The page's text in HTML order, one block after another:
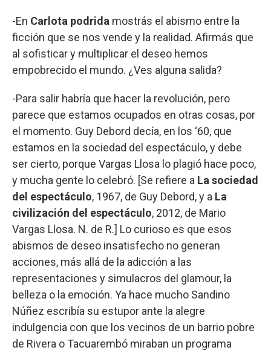
-En Carlota podrida mostrás el abismo entre la
ficción que se nos vende y la realidad. Afirmás que
al sofisticar y multiplicar el deseo hemos
empobrecido el mundo. ¿Ves alguna salida?
-Para salir habría que hacer la revolución, pero
parece que estamos ocupados en otras cosas, por
el momento. Guy Debord decía, en los ‘60, que
estamos en la sociedad del espectáculo, y debe
ser cierto, porque Vargas Llosa lo plagió hace poco,
y mucha gente lo celebró. [Se refiere a La sociedad
del espectáculo, 1967, de Guy Debord, y a La
civilización del espectáculo, 2012, de Mario
Vargas Llosa. N. de R.] Lo curioso es que esos
abismos de deseo insatisfecho no generan
acciones, más allá de la adicción a las
representaciones y simulacros del glamour, la
belleza o la emoción. Ya hace mucho Sandino
Núñez escribía su estupor ante la alegre
indulgencia con que los vecinos de un barrio pobre
de Rivera o Tacuarembó miraban un programa